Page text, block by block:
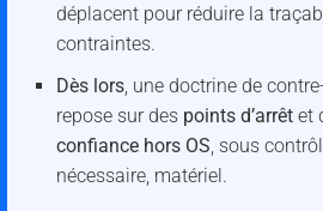
déplacent pour réduire la
contraintes.
Dès lors, une doctrine de
repose sur des points d’arrêtet
confiance hors OS , sous
nécessaire, matériel.